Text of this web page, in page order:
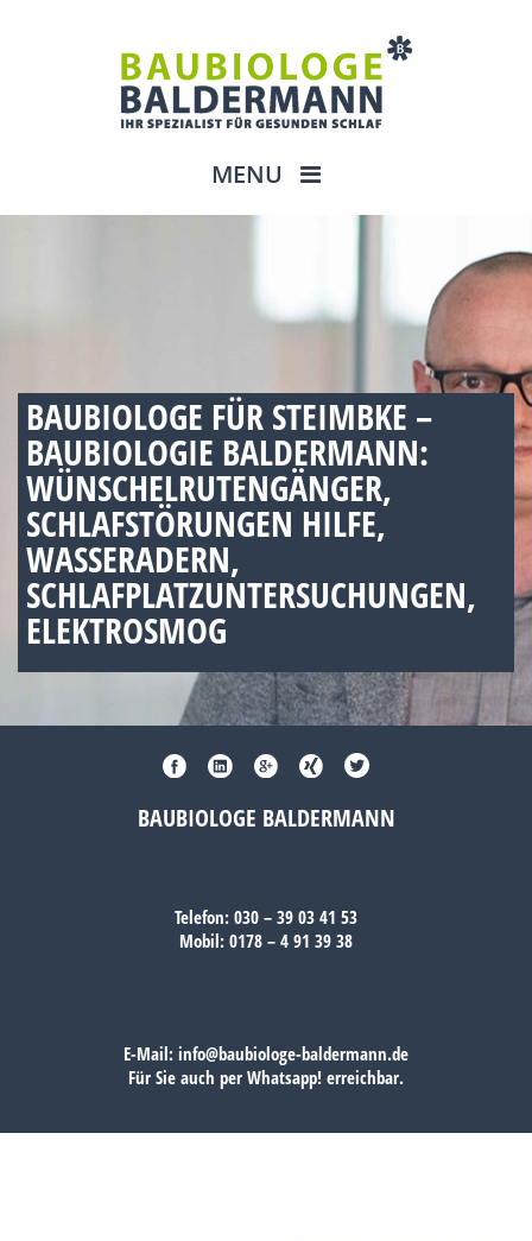
MENU
BAUBIOLOGE FÜR STEIMBKE –
BAUBIOLOGIE BALDERMANN:
WÜNSCHELRUTENGÄNGER,
SCHLAFSTÖRUNGEN HILFE,
WASSERADERN,
SCHLAFPLATZUNTERSUCHUNGEN,
ELEKTROSMOG
BAUBIOLOGE BALDERMANN
Telefon: 030 – 39 03 41 53
Mobil: 0178 – 4 91 39 38
E-Mail: info@baubiologe-baldermann.de
Für Sie auch per Whatsapp! erreichbar.